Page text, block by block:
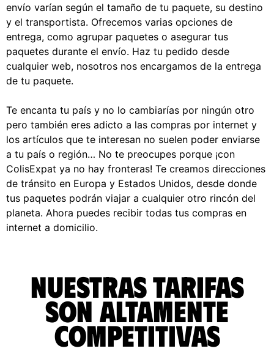
envío varían según el tamaño de tu paquete, su destino
y el transportista. Ofrecemos varias opciones de
entrega, como agrupar paquetes o asegurar tus
paquetes durante el envío. Haz tu pedido desde
cualquier web, nosotros nos encargamos de la entrega
de tu paquete.
Te encanta tu país y no lo cambiarías por ningún otro
pero también eres adicto a las compras por internet y
los artículos que te interesan no suelen poder enviarse
a tu país o región… No te preocupes porque ¡con
ColisExpat ya no hay fronteras! Te creamos direcciones
de tránsito en Europa y Estados Unidos, desde donde
tus paquetes podrán viajar a cualquier otro rincón del
planeta. Ahora puedes recibir todas tus compras en
internet a domicilio.
Nuestras tarifas
son altamente
competitivas